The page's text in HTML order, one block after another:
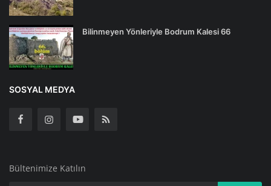
Bilinmeyen Yönleriyle Bodrum Kalesi 66
SOSYAL MEDYA
Bültenimize Katılın